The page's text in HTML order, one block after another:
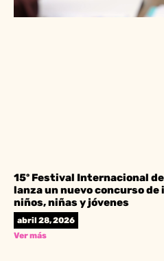
15º Festival Internacional
lanza un nuevo concurso
niños, niñas y jóvenes
abril 28, 2026
Ver más